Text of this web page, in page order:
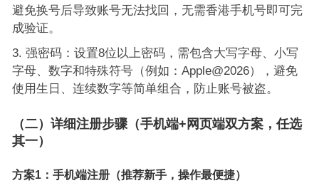
避免换号后导致账号无法找回，无需香港手机号即可完
成验证。
强密码：设置8位以上密码，需包含大写字母、小写
字母、数字和特殊符号（例如：Apple@2026），避免
使用生日、连续数字等简单组合，防止账号被盗。
（二）详细注册步骤（手机端+网页端双方案，任选
其一）
方案1：手机端注册（推荐新手，操作最便捷）